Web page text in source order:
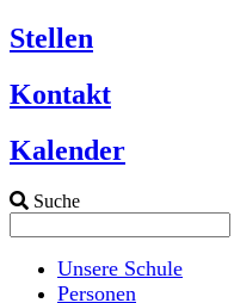
Stellen
Kontakt
Kalender
Suche
Unsere Schule
Personen